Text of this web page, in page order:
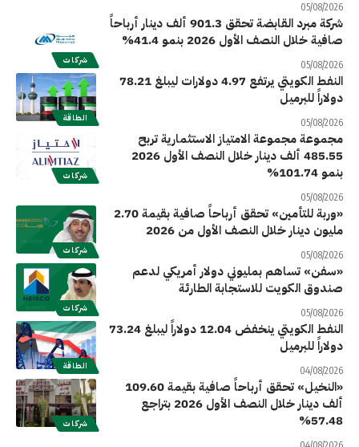
05/08/2026
شركات
شركة مبرد القابضة تحقق 901.3 ألف دينار أرباحاً
صافية خلال النصف الأول 2026 بنمو 41.4%
05/08/2026
الطاقة
النفط الكويتي يرتفع 4.97 دولارات ليبلغ 78.21
دولاراً للبرميل
05/08/2026
شركات
مجموعة مجموعة الامتياز الاستثمارية تربح
485.55 ألف دينار خلال النصف الأول 2026
بنمو 101.74%
05/08/2026
شركات
«وربة للتأمين» تحقق أرباحاً صافية بقيمة 2.70
مليون دينار خلال النصف الأول من 2026
05/08/2026
شركات
«سفن» تساهم بمليوني دولار أمريكي لدعم
صندوق الكويت للاستجابة الطارئة
05/08/2026
الطاقة
النفط الكويتي ينخفض 12.04 دولاراً ليبلغ 73.24
دولاراً للبرميل
04/08/2026
شركات
«النخيل» تحقق أرباحاً صافية بقيمة 109.60
ألف دينار خلال النصف الأول 2026 بتراجع
57.48%